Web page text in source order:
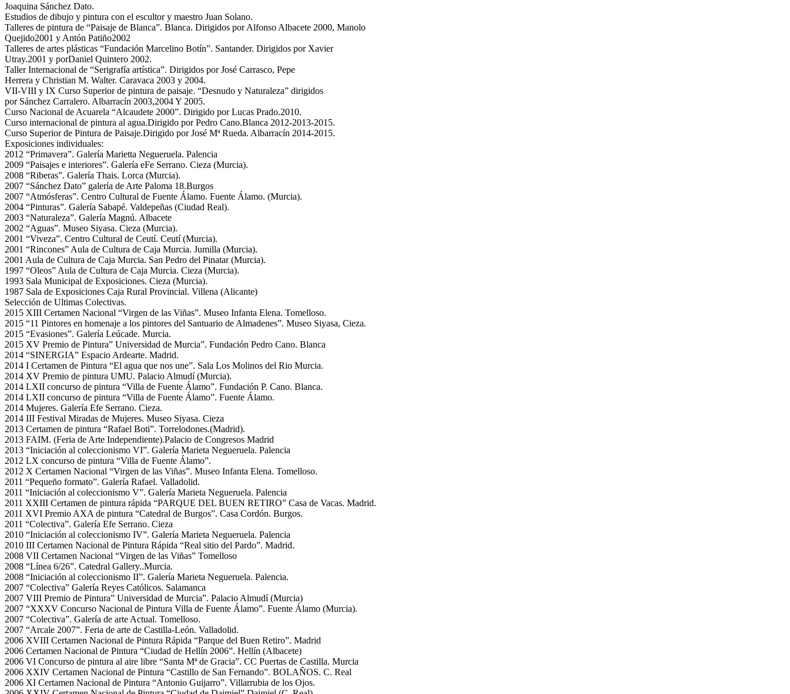
Joaquina Sánchez Dato.
Estudios de dibujo y pintura con el escultor y maestro Juan Solano.
Talleres de pintura de “Paisaje de Blanca”. Blanca. Dirigidos por Alfonso Albacete 2000, Manolo
Quejido2001 y Antón Patiño2002
Talleres de artes plásticas “Fundación Marcelino Botín”. Santander. Dirigidos por Xavier
Utray.2001 y porDaniel Quintero 2002.
Taller Internacional de “Serigrafía artística”. Dirigidos por José Carrasco, Pepe
Herrera y Christian M. Walter. Caravaca 2003 y 2004.
VII-VIII y IX Curso Superior de pintura de paisaje. “Desnudo y Naturaleza” dirigidos
por Sánchez Carralero. Albarracín 2003,2004 Y 2005.
Curso Nacional de Acuarela “Alcaudete 2000”. Dirigido por Lucas Prado.2010.
Curso internacional de pintura al agua.Dirigido por Pedro Cano.Blanca 2012-2013-2015.
Curso Superior de Pintura de Paisaje.Dirigido por José Mª Rueda. Albarracín 2014-2015.
Exposiciones individuales:
2012 “Primavera”. Galería Marietta Negueruela. Palencia
2009 “Paisajes e interiores”. Galería eFe Serrano. Cieza (Murcia).
2008 “Riberas”. Galería Thais. Lorca (Murcia).
2007 “Sánchez Dato” galería de Arte Paloma 18.Burgos
2007 “Atmósferas”. Centro Cultural de Fuente Álamo. Fuente Álamo. (Murcia).
2004 “Pinturas”. Galería Sabapé. Valdepeñas (Ciudad Real).
2003 “Naturaleza”. Galería Magnú. Albacete
2002 “Aguas”. Museo Siyasa. Cieza (Murcia).
2001 “Viveza”. Centro Cultural de Ceutí. Ceutí (Murcia).
2001 “Rincones” Aula de Cultura de Caja Murcia. Jumilla (Murcia).
2001 Aula de Cultura de Caja Murcia. San Pedro del Pinatar (Murcia).
1997 “Oleos” Aula de Cultura de Caja Murcia. Cieza (Murcia).
1993 Sala Municipal de Exposiciones. Cieza (Murcia).
1987 Sala de Exposiciones Caja Rural Provincial. Villena (Alicante)
Selección de Ultimas Colectivas.
2015 XIII Certamen Nacional “Virgen de las Viñas”. Museo Infanta Elena. Tomelloso.
2015 “11 Pintores en homenaje a los pintores del Santuario de Almadenes”. Museo Siyasa, Cieza.
2015 “Evasiones”. Galería Leúcade. Murcia.
2015 XV Premio de Pintura” Universidad de Murcia”. Fundación Pedro Cano. Blanca
2014 “SINERGIA” Espacio Ardearte. Madrid.
2014 I Certamen de Pintura “El agua que nos une”. Sala Los Molinos del Rio Murcia.
2014 XV Premio de pintura UMU. Palacio Almudí (Murcia).
2014 LXII concurso de pintura “Villa de Fuente Álamo”. Fundación P. Cano. Blanca.
2014 LXII concurso de pintura “Villa de Fuente Álamo”. Fuente Álamo.
2014 Mujeres. Galería Efe Serrano. Cieza.
2014 III Festival Miradas de Mujeres. Museo Siyasa. Cieza
2013 Certamen de pintura “Rafael Boti”. Torrelodones.(Madrid).
2013 FAIM. (Feria de Arte Independiente).Palacio de Congresos Madrid
2013 “Iniciación al coleccionismo VI”. Galería Marieta Negueruela. Palencia
2012 LX concurso de pintura “Villa de Fuente Álamo”.
2012 X Certamen Nacional “Virgen de las Viñas”. Museo Infanta Elena. Tomelloso.
2011 “Pequeño formato”. Galería Rafael. Valladolid.
2011 “Iniciación al coleccionismo V”. Galería Marieta Negueruela. Palencia
2011 XXIII Certamen de pintura rápida “PARQUE DEL BUEN RETIRO” Casa de Vacas. Madrid.
2011 XVI Premio AXA de pintura “Catedral de Burgos”. Casa Cordón. Burgos.
2011 “Colectiva”. Galería Efe Serrano. Cieza
2010 “Iniciación al coleccionismo IV”. Galería Marieta Negueruela. Palencia
2010 III Certamen Nacional de Pintura Rápida “Real sitio del Pardo”. Madrid.
2008 VII Certamen Nacional “Virgen de las Viñas” Tomelloso
2008 “Línea 6/26”. Catedral Gallery..Murcia.
2008 “Iniciación al coleccionismo II”. Galería Marieta Negueruela. Palencia.
2007 “Colectiva” Galería Reyes Católicos. Salamanca
2007 VIII Premio de Pintura” Universidad de Murcia”. Palacio Almudí (Murcia)
2007 “XXXV Concurso Nacional de Pintura Villa de Fuente Álamo”. Fuente Álamo (Murcia).
2007 “Colectiva”. Galería de arte Actual. Tomelloso.
2007 “Arcale 2007”. Feria de arte de Castilla-León. Valladolid.
2006 XVIII Certamen Nacional de Pintura Rápida “Parque del Buen Retiro”. Madrid
2006 Certamen Nacional de Pintura “Ciudad de Hellín 2006”. Hellín (Albacete)
2006 VI Concurso de pintura al aire libre “Santa Mª de Gracia”. CC Puertas de Castilla. Murcia
2006 XXIV Certamen Nacional de Pintura “Castillo de San Fernando”. BOLAÑOS. C. Real
2006 XI Certamen Nacional de Pintura “Antonio Guijarro”. Villarrubia de los Ojos.